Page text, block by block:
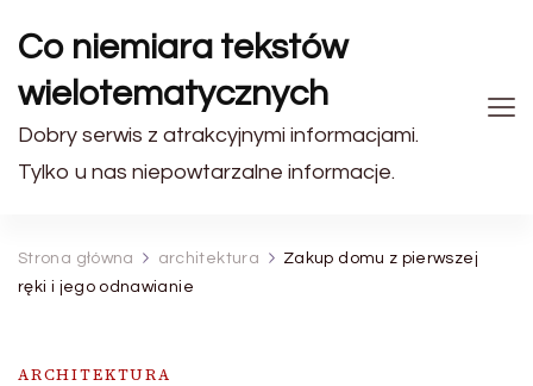
Co niemiara tekstów
wielotematycznych
Dobry serwis z atrakcyjnymi informacjami.
Tylko u nas niepowtarzalne informacje.
Strona główna architektura
Zakup domu z pierwszej
ręki i jego odnawianie
ARCHITEKTURA